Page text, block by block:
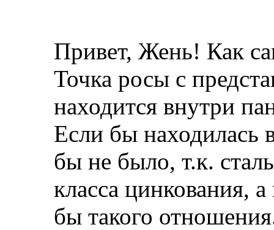
Привет, Жень! Как
Точка росы с
находится внутри
Если бы находилась
бы не было, т.к.
класса цинкования,
бы такого